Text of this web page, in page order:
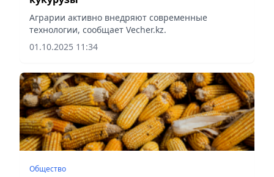
Аграрии активно внедряют современные
технологии, сообщает Vecher.kz.
01.10.2025 11:34
Общество